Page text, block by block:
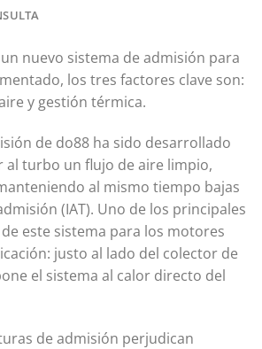
nuevo sistema de admisión para
los tres factores clave son:
y gestión térmica.
de do88 ha sido desarrollado
turbo un flujo de aire limpio,
al mismo tiempo bajas
(IAT). Uno de los principales
este sistema para los motores
justo al lado del colector de
el sistema al calor directo del
de admisión perjudican